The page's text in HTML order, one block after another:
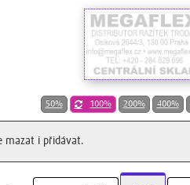
50% 100% 200% 400%
mazat i přidávat.